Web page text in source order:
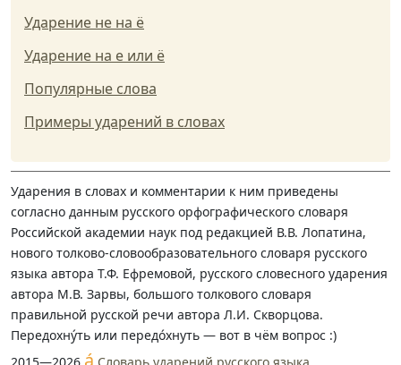
Ударение не на ё
Ударение на е или ё
Популярные слова
Примеры ударений в словах
Ударения в словах и комментарии к ним приведены
согласно данным русского орфографического словаря
Российской академии наук под редакцией В.В. Лопатина,
нового толково-словообразовательного словаря русского
языка автора Т.Ф. Ефремовой, русского словесного ударения
автора М.В. Зарвы, большого толкового словаря
правильной русской речи автора Л.И. Скворцова.
Передохну́ть или передо́хнуть — вот в чём вопрос :)
á